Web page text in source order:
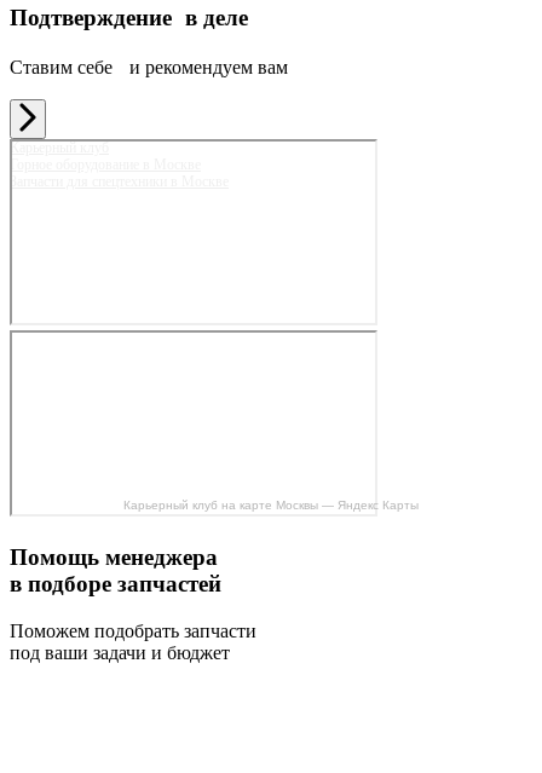
Подтверждение в деле
Ставим себе и рекомендуем вам
Карьерный клуб на карте Москвы — Яндекс Карты
Помощь менеджера
в подборе запчастей
Поможем подобрать запчасти
под ваши задачи и бюджет